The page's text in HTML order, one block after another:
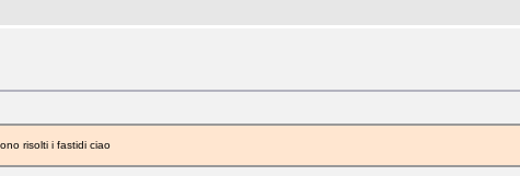
risolti i fastidi ciao